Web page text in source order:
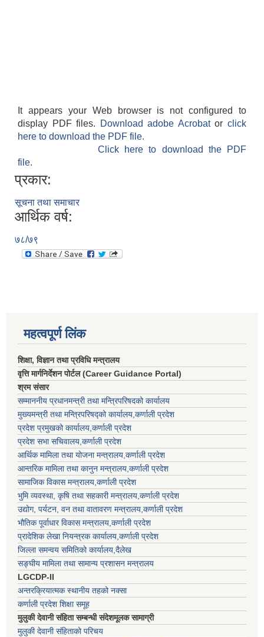
It appears your Web browser is not configured to
display PDF files.
Download adobe Acrobatorclick
here to download the PDF file.
Click here to download the PDF
file.
प्रकार:
सूचना तथा समाचार
आर्थिक वर्ष:
७८/७९
महत्वपूर्ण लिंक
शिक्षा, विज्ञान तथा प्रविधि मन्त्रालय
वृत्ति मार्गनिर्देशन पोर्टल (Career Guidance Portal)
श्रम संसार
सम्माननीय प्रधानमन्त्री तथा मन्त्रिपरिषद‌को कार्यालय
मुख्यमन्त्री तथा मन्त्रिपरिषद्को कार्यालय,कर्णाली प्रदेश
प्रदेश प्रमुखको कार्यालय,कर्णाली प्रदेश
प्रदेश सभा सचिवालय,कर्णाली प्रदेश
आर्थिक मामिला तथा योजना मन्त्रालय,कर्णाली प्रदेश
आन्तरिक मामिला तथा कानुन मन्त्रालय,कर्णाली प्रदेश
सामाजिक विकास मन्त्रालय,कर्णाली प्रदेश
भुमि व्यवस्था, कृषि तथा सहकारी मन्त्रालय,कर्णाली प्रदेश
उद्योग, पर्यटन, वन तथा वातावरण मन्त्रालय,कर्णाली प्रदेश
भौतिक पूर्वाधार विकास मन्त्रालय,कर्णाली प्रदेश
प्रादेशिक लेखा नियन्त्रक कार्यालय,कर्णाली प्रदेश
जिल्ला समन्वय समितिको कार्यालय,दैलेख
सङ्घीय मामिला तथा सामान्य प्रशासन मन्त्रालय
LGCDP-II
अन्तरक्रियात्मक स्थानीय तहको नक्सा
कर्णाली प्रदेश शिक्षा समूह
मुलुकी देवानी संहिता सम्बन्धी संदेशमूलक सामाग्री
मुलुकी देवानी संहिताको परिचय